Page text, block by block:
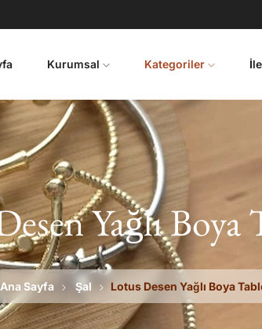
Kurumsal Kategoriler
Yağlı Boya
Ana Sayfa Şal Lotus Desen Yağlı Boya